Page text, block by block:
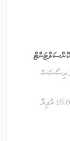
ރިސޯސަސް